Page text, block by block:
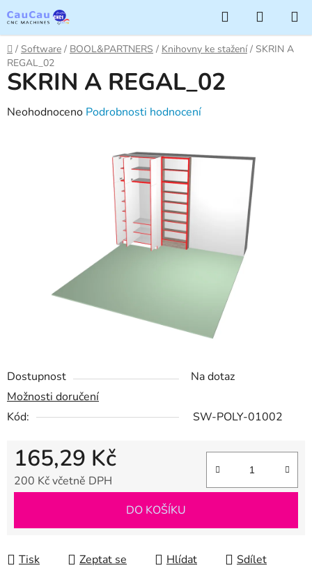
na
obsah
Hledat
KOŠÍK
Domů
/ Software / BOOL&PARTNERS / Knihovny ke stažení / SKRIN A
REGAL_02
Dostupnost
Na dotaz
Možnosti doručení
Kód:
SW-POLY-01002
165,29 Kč
200 Kč včetně DPH
DO KOŠÍKU
Tisk Zeptat se Hlídat Sdílet
SKRIN A REGAL_02
Průměrné
Neohodnoceno Podrobnosti hodnocení